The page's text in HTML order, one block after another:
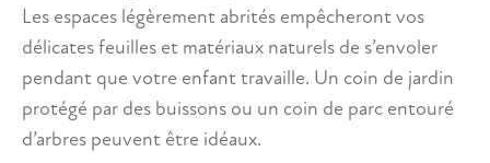
Les espaces légèrement abrités empêcheront vos
délicates feuilles et matériaux naturels de s’envoler
pendant que votre enfant travaille. Un coin de jardin
protégé par des buissons ou un coin de parc entouré
d’arbres peuvent être idéaux.